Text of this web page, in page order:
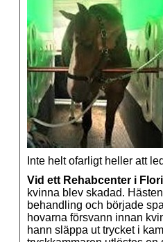
Inte helt ofarligt heller att
Vid ett Rehabcenter i
kvinna blev skadad.
behandling och började
hovarna försvann innan
hann släppa ut trycket i